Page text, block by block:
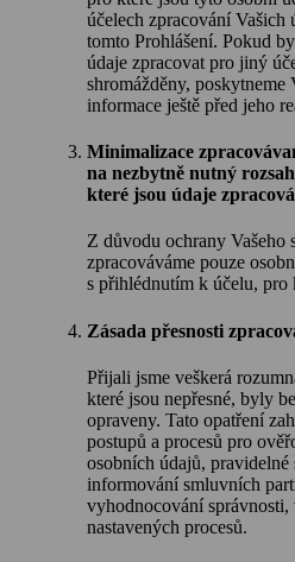
účelech zpracování
tomto Prohlášení. Pokud
údaje zpracovat pro jiný
shromážděny,
informace ještě před jeho
Minimalizace
na nezbytně nutný
které jsou údaje
Z důvodu ochrany Vašeho
zpracováváme pouze
s přihlédnutím k účelu, pro
Zásada přesnosti
Přijali jsme veškerá
které jsou nepřesné, byly
opraveny. Tato opatření
postupů a procesů pro
osobních údajů, pravidelné
informování smluvních
vyhodnocování správnosti,
nastavených procesů.